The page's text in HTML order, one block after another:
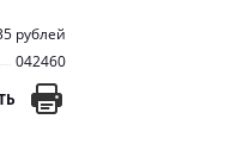
рублей
042460